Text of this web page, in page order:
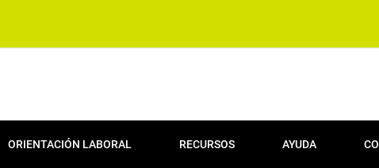
ORIENTACIÓN LABORAL RECURSOS AYUDA